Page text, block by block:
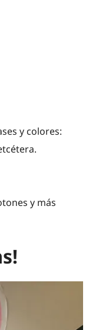
y colores:
y más